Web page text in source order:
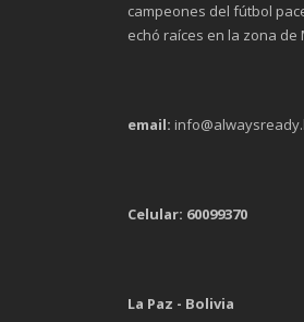
campeones del fútbol
echó raíces en la zona de
email:
Celular: 60099370
La Paz - Bolivia